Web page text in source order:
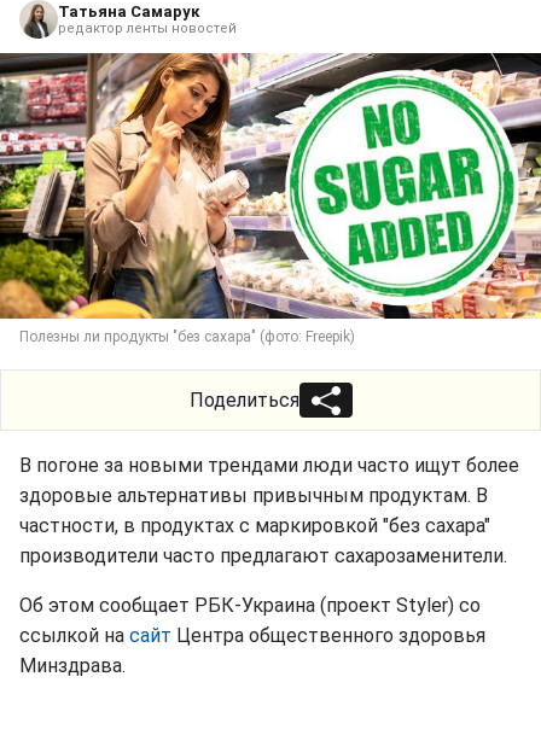
Татьяна Самарук
редактор ленты новостей
Полезны ли продукты "без сахара" (фото: Freepik)
Поделиться
В погоне за новыми трендами люди часто ищут более
здоровые альтернативы привычным продуктам. В
частности, в продуктах с маркировкой "без сахара"
производители часто предлагают сахарозаменители.
Об этом сообщает РБК-Украина (проект Styler) со
ссылкой на сайт Центра общественного здоровья
Минздрава.